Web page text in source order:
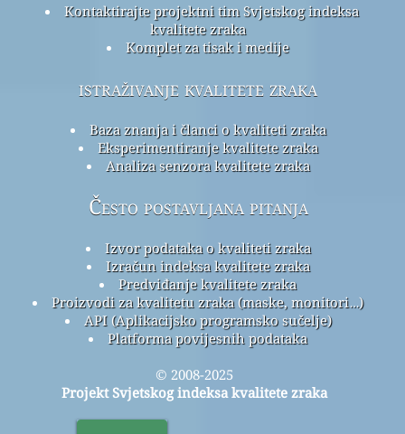
Kontaktirajte projektni tim Svjetskog indeksa
kvalitete zraka
Komplet za tisak i medije
istraživanje kvalitete zraka
Baza znanja i članci o kvaliteti zraka
Eksperimentiranje kvalitete zraka
Analiza senzora kvalitete zraka
Često postavljana pitanja
Izvor podataka o kvaliteti zraka
Izračun indeksa kvalitete zraka
Predviđanje kvalitete zraka
Proizvodi za kvalitetu zraka (maske, monitori…)
API (Aplikacijsko programsko sučelje)
Platforma povijesnih podataka
© 2008-2025
Projekt Svjetskog indeksa kvalitete zraka